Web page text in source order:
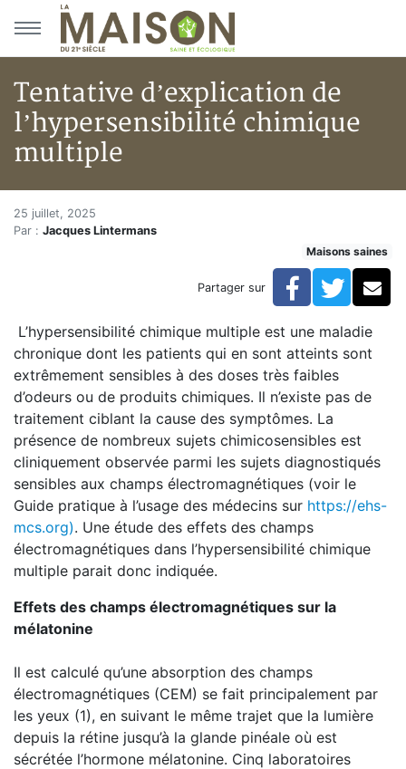
Aller au menu principal
Aller au contenu principal
Tentative d’explication de
l’hypersensibilité chimique
multiple
Accueil
Articles
Hypersensibilités environnementales
Tentative d’explication de l’hypersensibilité chimique
Tentative d’explication de
25 juillet, 2025
Par : Jacques Lintermans
Maisons saines
Partager sur Facebook
L’hypersensibilité chimique multiple est une maladie
chronique dont les patients qui en sont atteints sont
extrêmement sensibles à des doses très faibles
d’odeurs ou de produits chimiques. Il n’existe pas de
traitement ciblant la cause des symptômes. La
présence de nombreux sujets chimicosensibles est
cliniquement observée parmi les sujets diagnostiqués
sensibles aux champs électromagnétiques (voir le
Guide pratique à l’usage des médecins sur https://ehs-
mcs.org). Une étude des effets des champs
électromagnétiques dans l’hypersensibilité chimique
multiple parait donc indiquée.
Effets des champs électromagnétiques sur la
mélatonine
Il est calculé qu’une absorption des champs
électromagnétiques (CEM) se fait principalement par
les yeux (1), en suivant le même trajet que la lumière
depuis la rétine jusqu’à la glande pinéale où est
sécrétée l’hormone mélatonine. Cinq laboratoires